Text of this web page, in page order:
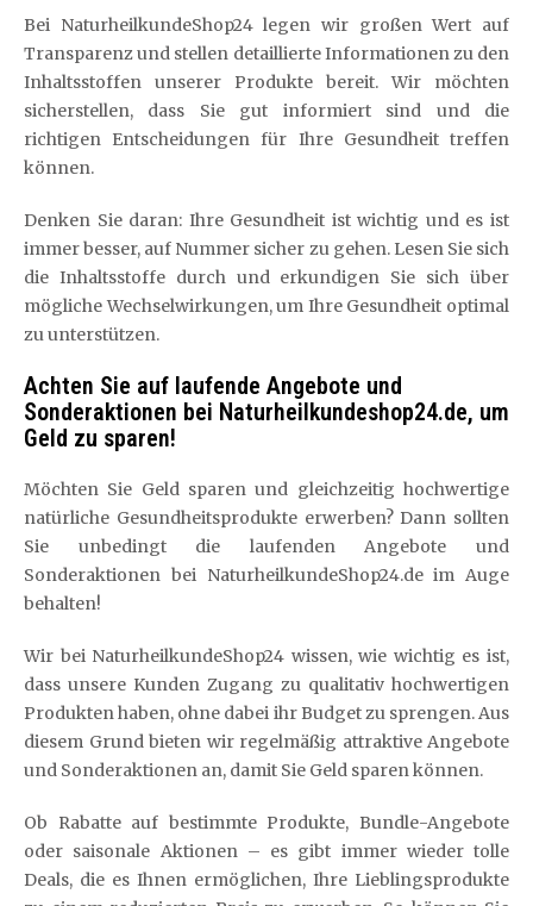
Bei NaturheilkundeShop24 legen wir großen Wert auf
Transparenz und stellen detaillierte Informationen zu den
Inhaltsstoffen unserer Produkte bereit. Wir möchten
sicherstellen, dass Sie gut informiert sind und die
richtigen Entscheidungen für Ihre Gesundheit treffen
können.
Denken Sie daran: Ihre Gesundheit ist wichtig und es ist
immer besser, auf Nummer sicher zu gehen. Lesen Sie sich
die Inhaltsstoffe durch und erkundigen Sie sich über
mögliche Wechselwirkungen, um Ihre Gesundheit optimal
zu unterstützen.
Achten Sie auf laufende Angebote und
Sonderaktionen bei Naturheilkundeshop24.de, um
Geld zu sparen!
Möchten Sie Geld sparen und gleichzeitig hochwertige
natürliche Gesundheitsprodukte erwerben? Dann sollten
Sie unbedingt die laufenden Angebote und
Sonderaktionen bei NaturheilkundeShop24.de im Auge
behalten!
Wir bei NaturheilkundeShop24 wissen, wie wichtig es ist,
dass unsere Kunden Zugang zu qualitativ hochwertigen
Produkten haben, ohne dabei ihr Budget zu sprengen. Aus
diesem Grund bieten wir regelmäßig attraktive Angebote
und Sonderaktionen an, damit Sie Geld sparen können.
Ob Rabatte auf bestimmte Produkte, Bundle-Angebote
oder saisonale Aktionen – es gibt immer wieder tolle
Deals, die es Ihnen ermöglichen, Ihre Lieblingsprodukte